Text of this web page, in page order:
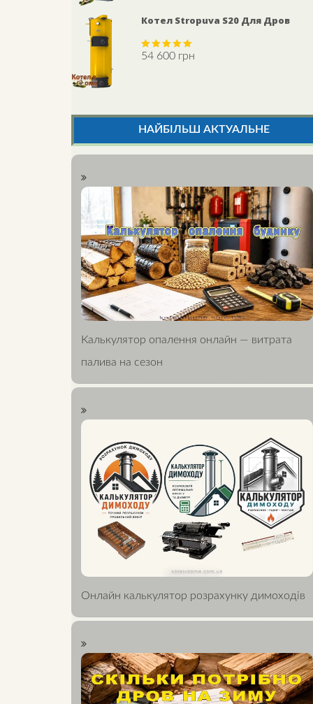
Котел Stropuva S20 Для Дров
Rated 5.00
54 600 грн
НАЙБІЛЬШ АКТУАЛЬНЕ
Калькулятор опалення онлайн — витрата
палива на сезон
Онлайн калькулятор розрахунку димоходів